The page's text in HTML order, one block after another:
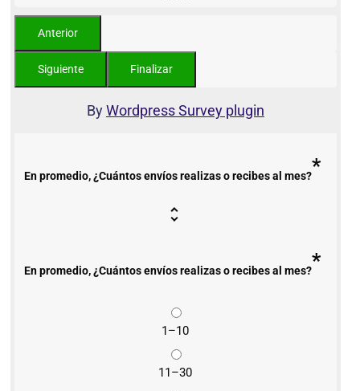
ByWordpress Survey plugin
En promedio, ¿Cuántos envíos realizas o recibes al mes?*
En promedio, ¿Cuántos envíos realizas o recibes al mes?*
1–10
11–30